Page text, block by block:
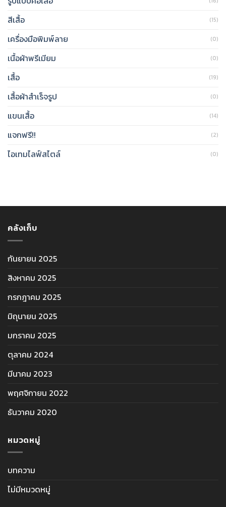
สีเสื้อ (15)
เครื่องมือพิมพ์ลาย (0)
เนื้อผ้าพรีเมียม (0)
เสื้อ (19)
เสื้อผ้าสำเร็จรูป (0)
แขนเสื้อ (14)
แจกฟรี!! (2)
ไอเทมไลฟ์สไตล์ (0)
คลังเก็บ
กันยายน 2025
สิงหาคม 2025
กรกฎาคม 2025
มิถุนายน 2025
มกราคม 2025
ตุลาคม 2024
มีนาคม 2023
พฤศจิกายน 2022
ธันวาคม 2020
หมวดหมู่
บทความ
ไม่มีหมวดหมู่